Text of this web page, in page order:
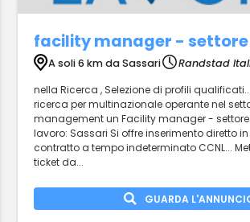
facility manager -
A soli 6 km da Sassari
Randstad
nella Ricerca , Selezione di profili
ricerca per multinazionale operante nel
management un Facility manager -
lavoro: Sassari Si offre inserimento diretto
contratto a tempo indeterminato CCNL...
ticket da...
GUARDA